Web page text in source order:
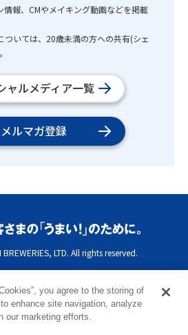
情報、CMやメイキング動画などを掲載
いては、20歳未満の方への共有(シェ
ャルメディア一覧
メルマガ登録
LTD. All rights reserved.
you agree to the storing of
enhance site navigation, analyze
our marketing efforts.